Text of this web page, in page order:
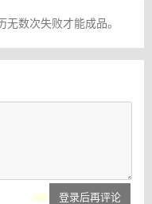
数次失败才能成品。
登录后再评论